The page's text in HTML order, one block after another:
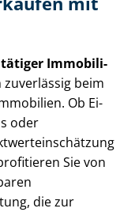
tätiger Im­mo­bi­li­
beim
Ob Ei­
oder
Sie von
die zur